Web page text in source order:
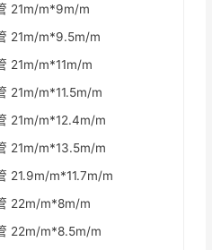
21m/m*9m/m
21m/m*9.5m/m
21m/m*11m/m
21m/m*11.5m/m
21m/m*12.4m/m
21m/m*13.5m/m
21.9m/m*11.7m/m
22m/m*8m/m
22m/m*8.5m/m